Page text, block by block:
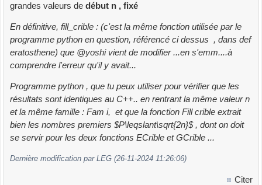
grandes valeurs de début n , fixé
En définitive, fill_crible : (c'est la même fonction utilisée par le
programme python en question, référencé ci dessus , dans def
eratosthene) que @yoshi vient de modifier ...en s'emm....à
comprendre l'erreur qu'il y avait...
Programme python , que tu peux utiliser pour vérifier que les
résultats sont identiques au C++.. en rentrant la même valeur n
et la même famille : Fam i, et que la fonction Fill crible extrait
bien les nombres premiers $P\leqslant\sqrt{2n}$ , dont on doit
se servir pour les deux fonctions ECrible et GCrible ...
Dernière modification par LEG (26-11-2024 11:26:06)
Citer